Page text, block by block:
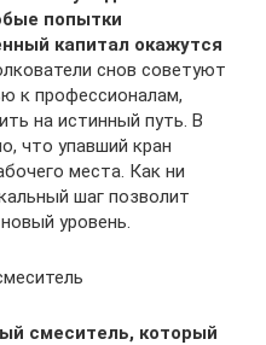
попытки
капитал окажутся
снов советуют
к профессионалам,
на истинный путь. В
что упавший кран
места. Как ни
шаг позволит
уровень.
смеситель, который